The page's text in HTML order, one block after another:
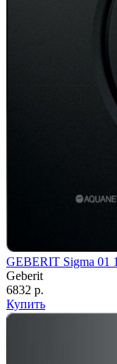
GEBERIT Sigma 01
Geberit
6832 р.
Купить